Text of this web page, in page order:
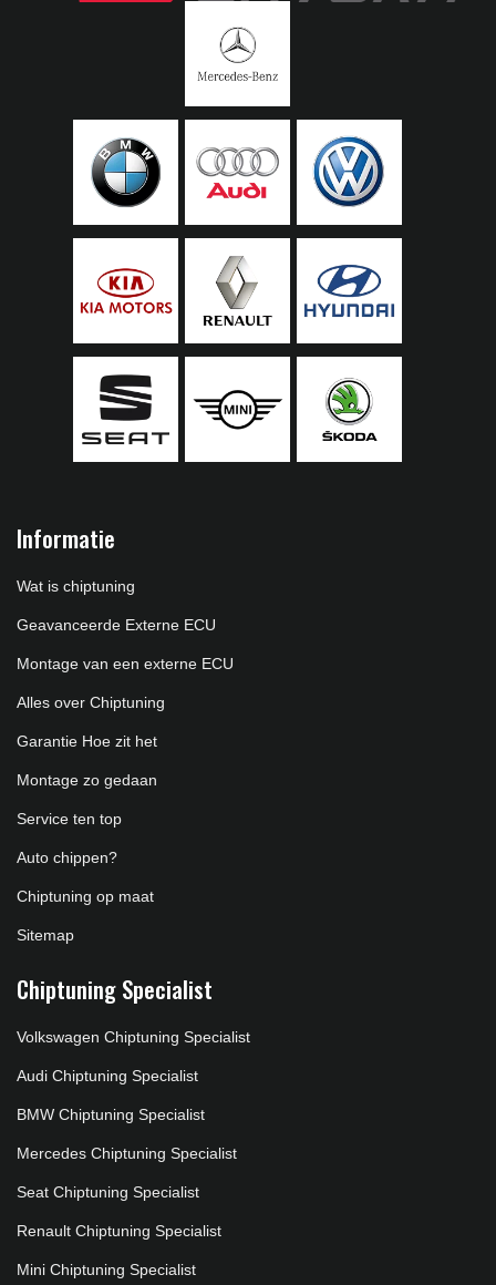
Informatie
Wat is chiptuning
Geavanceerde Externe ECU
Montage van een externe ECU
Alles over Chiptuning
Garantie Hoe zit het
Montage zo gedaan
Service ten top
Auto chippen?
Chiptuning op maat
Sitemap
Chiptuning Specialist
Volkswagen Chiptuning Specialist
Audi Chiptuning Specialist
BMW Chiptuning Specialist
Mercedes Chiptuning Specialist
Seat Chiptuning Specialist
Renault Chiptuning Specialist
Mini Chiptuning Specialist